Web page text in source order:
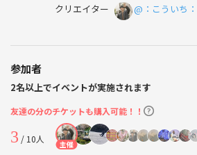
クリエイター
@：こういち：
参加者
2名以上でイベントが実施されます
友達の分のチケットも購入可能！！
3 / 10人 主催